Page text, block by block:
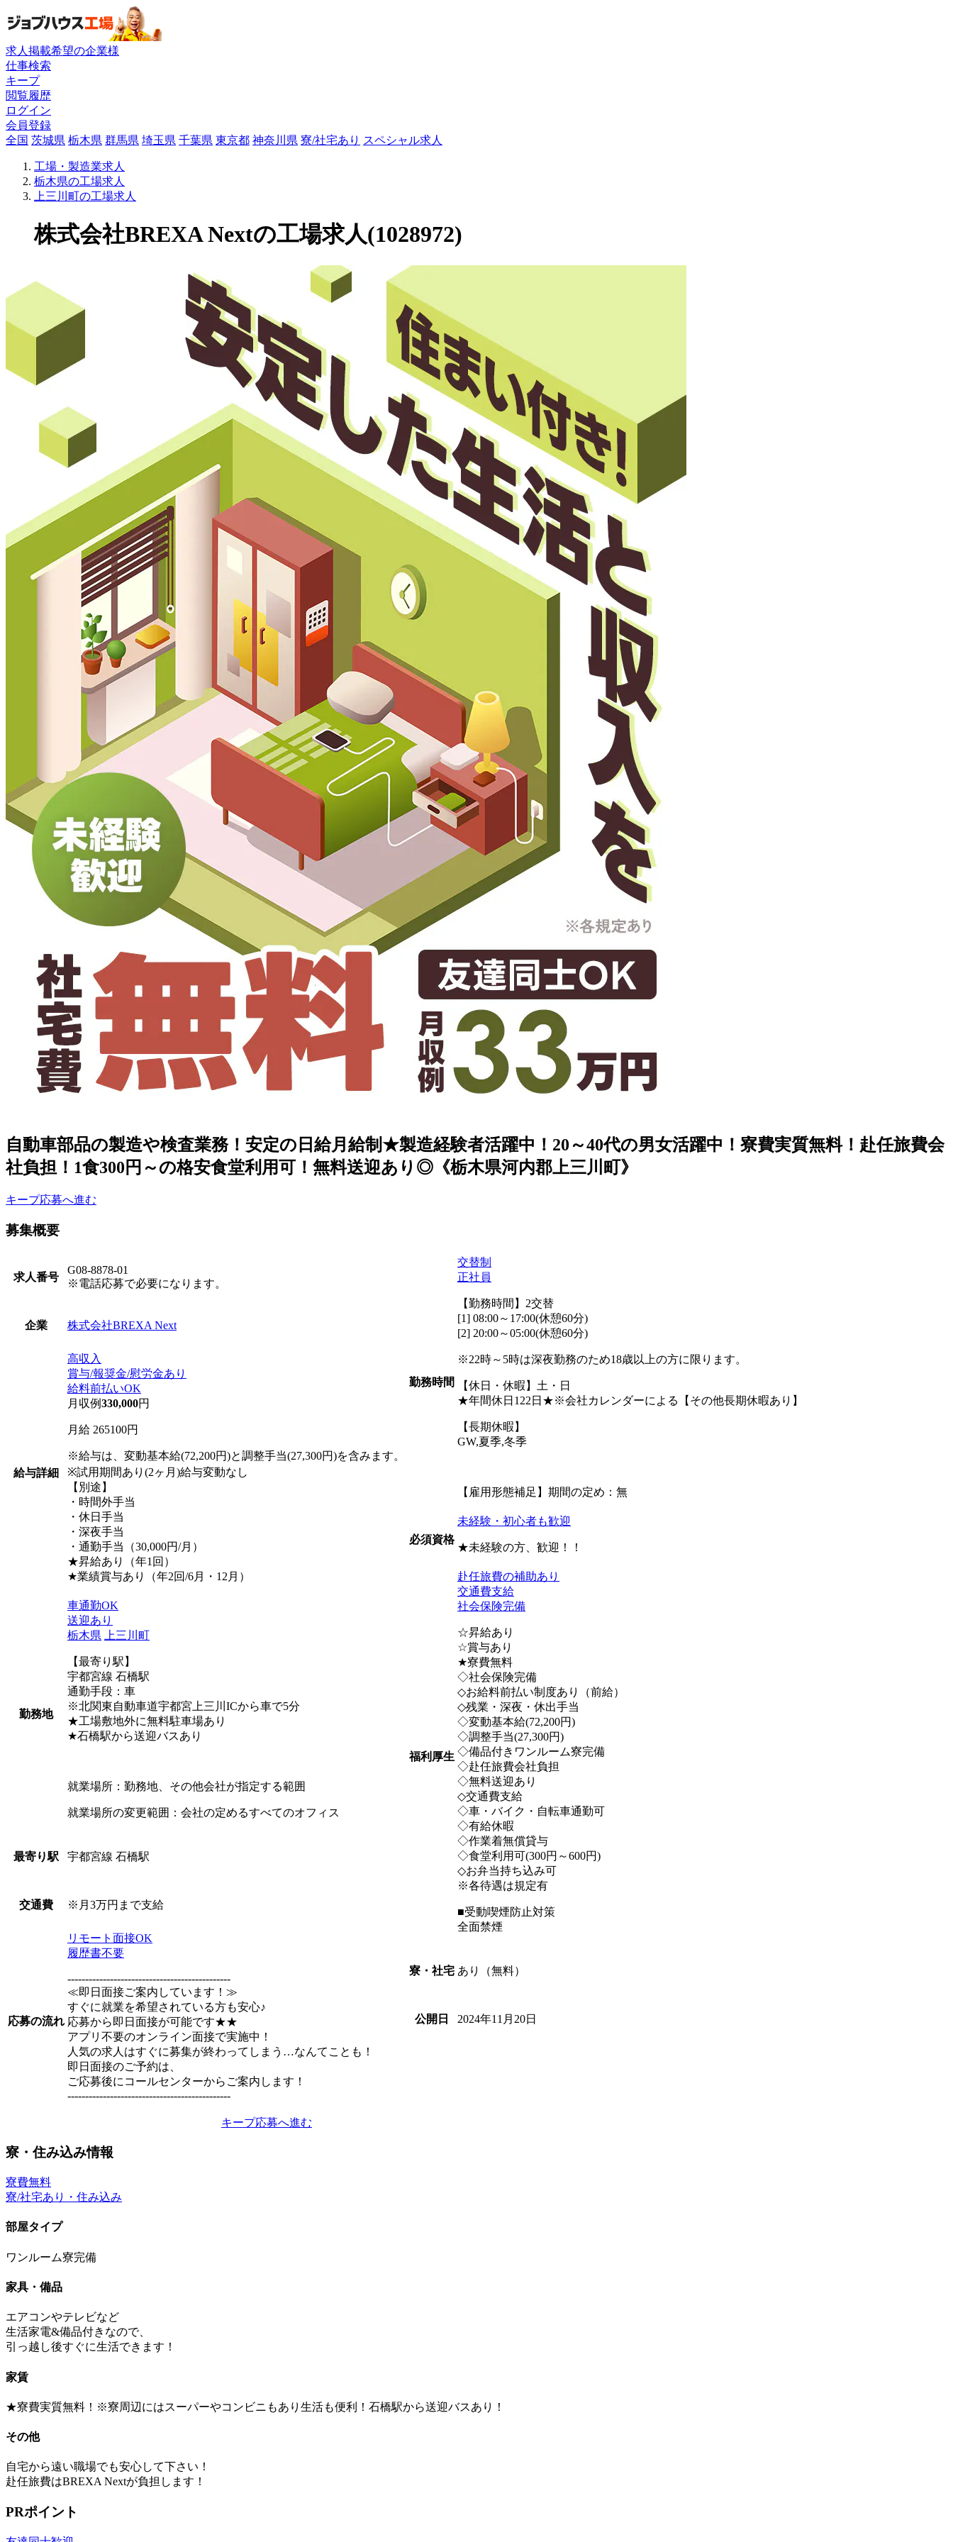
求人掲載希望の企業様
仕事検索
キープ
閲覧履歴
ログイン
会員登録
全国 茨城県 栃木県 群馬県 埼玉県 千葉県 東京都 神奈川県 寮/社宅あり スペシャル求人
工場・製造業求人
栃木県の工場求人
上三川町の工場求人
株式会社BREXA Nextの工場求人(1028972)
自動車部品の製造や検査業務！安定の日給月給制★製造経験者活躍中！20～40代の男女活躍中！寮費実質無料！赴任旅費会
社負担！1食300円～の格安食堂利用可！無料送迎あり◎《栃木県河内郡上三川町》
キープ応募へ進む
募集概要
求人番号
G08-8878-01
※電話応募で必要になります。
企業 株式会社BREXA Next
給与詳細
高収入
賞与/報奨金/慰労金あり
給料前払いOK
月収例330,000円
月給 265100円
※給与は、変動基本給(72,200円)と調整手当(27,300円)を含みます。
※試用期間あり(2ヶ月)給与変動なし
【別途】
・時間外手当
・休日手当
・深夜手当
・通勤手当（30,000円/月）
★昇給あり（年1回）
★業績賞与あり（年2回/6月・12月）
勤務地
車通勤OK
送迎あり
栃木県
上三川町
【最寄り駅】
宇都宮線 石橋駅
通勤手段：車
※北関東自動車道宇都宮上三川ICから車で5分
★工場敷地外に無料駐車場あり
★石橋駅から送迎バスあり
就業場所：勤務地、その他会社が指定する範囲
就業場所の変更範囲：会社の定めるすべてのオフィス
最寄り駅 宇都宮線 石橋駅
交通費 ※月3万円まで支給
応募の流れ
リモート面接OK
履歴書不要
----------------------------------------------
≪即日面接ご案内しています！≫
すぐに就業を希望されている方も安心♪
応募から即日面接が可能です★★
アプリ不要のオンライン面接で実施中！
人気の求人はすぐに募集が終わってしまう…なんてことも！
即日面接のご予約は、
ご応募後にコールセンターからご案内します！
----------------------------------------------
勤務時間
交替制
正社員
【勤務時間】2交替
[1] 08:00～17:00(休憩60分)
[2] 20:00～05:00(休憩60分)
※22時～5時は深夜勤務のため18歳以上の方に限ります。
【休日・休暇】土・日
★年間休日122日★※会社カレンダーによる【その他長期休暇あり】
【長期休暇】
GW,夏季,冬季
【雇用形態補足】期間の定め：無
必須資格
未経験・初心者も歓迎
★未経験の方、歓迎！！
福利厚生
赴任旅費の補助あり
交通費支給
社会保険完備
☆昇給あり
☆賞与あり
★寮費無料
◇社会保険完備
◇お給料前払い制度あり（前給）
◇残業・深夜・休出手当
◇変動基本給(72,200円)
◇調整手当(27,300円)
◇備品付きワンルーム寮完備
◇赴任旅費会社負担
◇無料送迎あり
◇交通費支給
◇車・バイク・自転車通勤可
◇有給休暇
◇作業着無償貸与
◇食堂利用可(300円～600円)
◇お弁当持ち込み可
※各待遇は規定有
■受動喫煙防止対策
全面禁煙
寮・社宅 あり（無料）
公開日 2024年11月20日
キープ応募へ進む
寮・住み込み情報
寮費無料
寮/社宅あり・住み込み
部屋タイプ
ワンルーム寮完備
家具・備品
エアコンやテレビなど
生活家電&備品付きなので、
引っ越し後すぐに生活できます！
家賃
★寮費実質無料！※寮周辺にはスーパーやコンビニもあり生活も便利！石橋駅から送迎バスあり！
その他
自宅から遠い職場でも安心して下さい！
赴任旅費はBREXA Nextが負担します！
PRポイント